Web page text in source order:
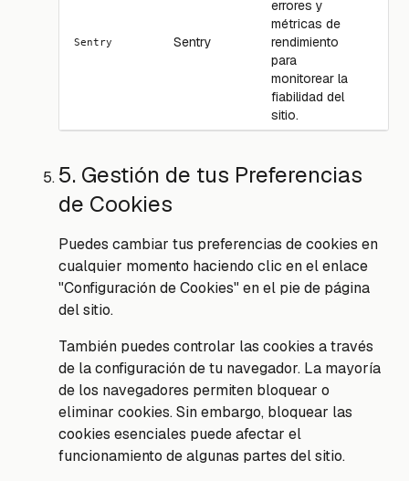
Sentry Sentry
errores y
métricas de
rendimiento
para
monitorear la
fiabilidad del
sitio.
5. Gestión de tus Preferencias
de Cookies
Puedes cambiar tus preferencias de cookies en
cualquier momento haciendo clic en el enlace
"Configuración de Cookies" en el pie de página
del sitio.
También puedes controlar las cookies a través
de la configuración de tu navegador. La mayoría
de los navegadores permiten bloquear o
eliminar cookies. Sin embargo, bloquear las
cookies esenciales puede afectar el
funcionamiento de algunas partes del sitio.